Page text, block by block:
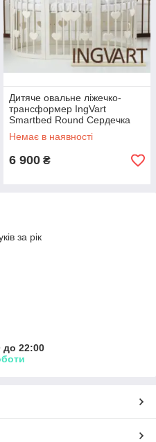
Дитяче овальне ліжечко-
трансформер IngVart
Smartbed Round Сердечка
слонова кістка, бежевий
Немає в наявності
6 900 ₴
за рік
до 22:00